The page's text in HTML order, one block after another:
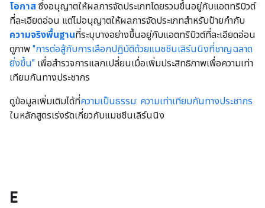
โอกาส ซึ่งอนุญาตให้ผลการจัดประเภทโดยรวมขึ้นอยู่กับแอตทริบิวต์
ที่ละเอียดอ่อน แต่ไม่อนุญาตให้ผลการจัดประเภทสำหรับป้ายกำกับ
ความจริงพื้นฐานที่ระบุบางอย่างขึ้นอยู่กับแอตทริบิวต์ที่ละเอียดอ่อน
ดูภาพ "การต่อสู้กับการเลือกปฏิบัติด้วยแมชชีนเลิร์นนิงที่ชาญฉลาด
ยิ่งขึ้น" เพื่อสำรวจการแลกเปลี่ยนเมื่อเพิ่มประสิทธิภาพเพื่อความเท่า
เทียมกันทางประชากร
ดูข้อมูลเพิ่มเติมได้ที่ความเป็นธรรม: ความเท่าเทียมกันทางประชากร
ในหลักสูตรเร่งรัดเกี่ยวกับแมชชีนเลิร์นนิง
E